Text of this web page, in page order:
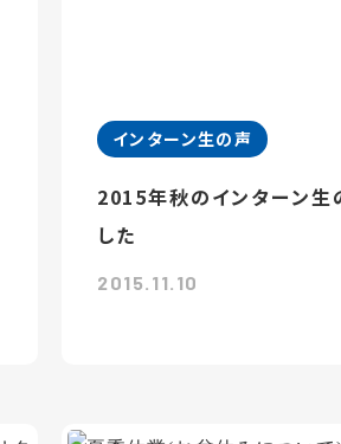
インターン生の声
2015年秋のインターン生
した
2015.11.10